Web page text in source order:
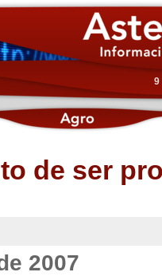
9
de ser
2007